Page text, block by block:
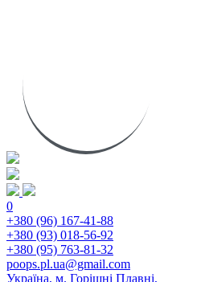
0
+380 (96) 167-41-88
+380 (93) 018-56-92
+380 (95) 763-81-32
poops.pl.ua@gmail.com
Україна, м. Горішні Плавні,